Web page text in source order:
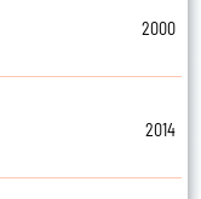
2000
2014